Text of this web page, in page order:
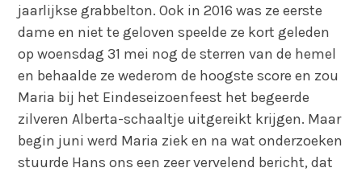
jaarlijkse grabbelton. Ook in 2016 was ze eerste
dame en niet te geloven speelde ze kort geleden
op woensdag 31 mei nog de sterren van de hemel
en behaalde ze wederom de hoogste score en zou
Maria bij het Eindeseizoenfeest het begeerde
zilveren Alberta-schaaltje uitgereikt krijgen. Maar
begin juni werd Maria ziek en na wat onderzoeken
stuurde Hans ons een zeer vervelend bericht, dat